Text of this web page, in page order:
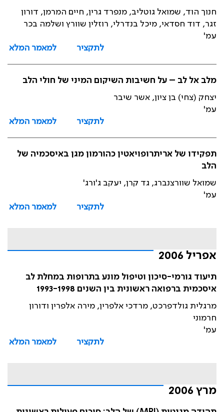
חנוך הוד, שמואל גוטליב, מנפרד גרין, חיים המרמן, דורון
זגר, דוד חסדאי, מיכל בנדרלי, רוזלין שוורץ ושלמה בכר
עמ'
לתקציר
למאמר המלא
מלב אל לב – על חשיבות השיקום המיני של חולי הלב
יצחק (צחי) בן ציון, אשר שיבר
עמ'
לתקציר
למאמר המלא
תפקידו של אריתרופויאטין כהורמון מגן באיסכמיה של
הלב
שמואל שוורצנברג, גד קרן, יעקב ג'ורג'
עמ'
לתקציר
למאמר המלא
אפריל 2006
תיעוד גורמי-סיכון וטיפול מונע בתרופות במחלת לב
איסכמית ברפואה ראשונית בין השנים 1993-1998
מרגלית גולדפרכט, מרדכי אלפרין, מירה אלפרין ודורון
חרמוני
עמ'
לתקציר
למאמר המלא
מרץ 2006